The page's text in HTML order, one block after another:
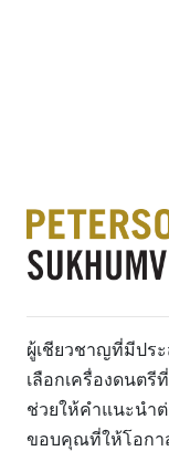
ผู้เชียวชาญที่มีปร
เลือกเครื่องดนต
ช่วยให้คำแนะนำ
ขอบคุณที่ให้โอกา